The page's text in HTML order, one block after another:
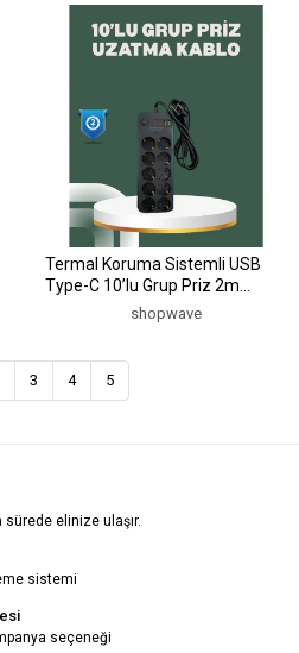
Termal Koruma Sistemli USB
Type-C 10’lu Grup Priz 2m
2500W Güç Kapasiteli
shopwave
3 4 5
sürede elinize ulaşır.
sistemi
seçeneği